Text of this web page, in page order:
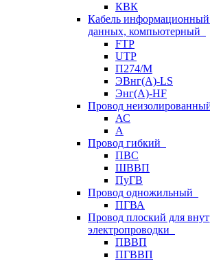
КВК
Кабель информационный
данных, компьютерный
FTP
UTP
П274/М
ЭВнг(А)-LS
Энг(А)-HF
Провод
АС
А
Провод гибкий
ПВС
ШВВП
ПуГВ
Провод одножильный
ПГВА
Провод плоский для
электропроводки
ПВВП
ПГВВП